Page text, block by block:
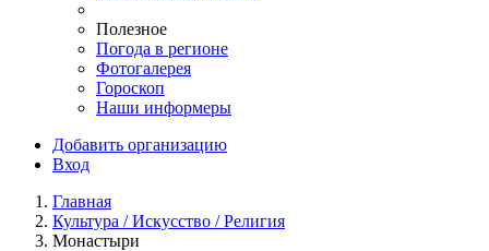
Полезное
Погода в регионе
Фотогалерея
Гороскоп
Наши информеры
Добавить организацию
Вход
Главная
Культура / Искусство / Религия
Монастыри